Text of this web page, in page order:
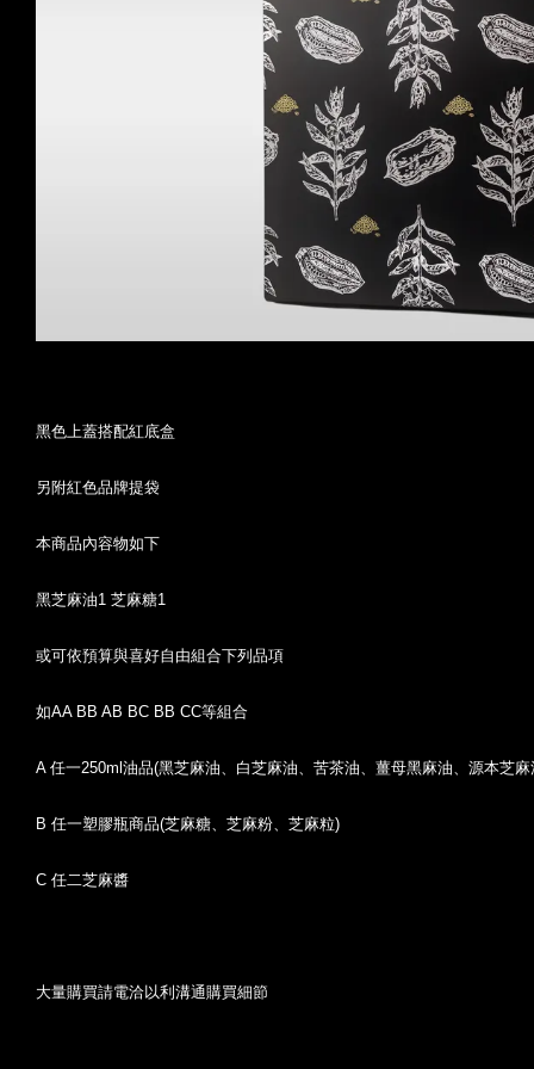
黑色上蓋搭配紅底盒
另附紅色品牌提袋
本商品內容物如下
黑芝麻油1 芝麻糖1
或可依預算與喜好自由組合下列品項
如AA BB AB BC BB CC等組合
A 任一250ml油品(黑芝麻油、白芝麻油、苦茶油、薑母黑麻油、源本芝麻
B 任一塑膠瓶商品(芝麻糖、芝麻粉、芝麻粒)
C 任二芝麻醬
大量購買請電洽以利溝通購買細節